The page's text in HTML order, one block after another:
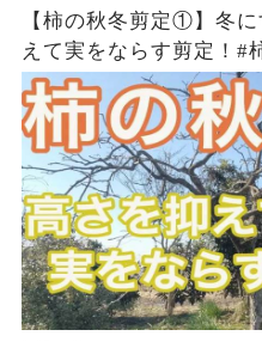
【柿の秋冬剪定①】冬
えて実をならす剪定！#